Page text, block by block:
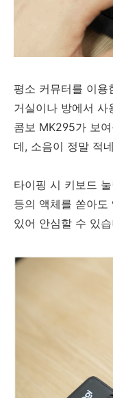
평소 커뮤터를 이용
거실이나 방에서 사
콤보 MK295가 보
데, 소음이 정말 적
타이핑 시 키보드
등의 액체를 쏟아도
있어 안심할 수 있